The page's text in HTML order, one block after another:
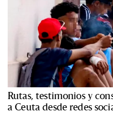
Rutas, testimonios y
a Ceuta desde redes